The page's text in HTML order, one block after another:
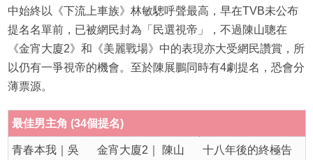
中始終以《下流上車族》林敏驄呼聲最高，早在TVB未公布
提名名單前，已被網民封為「民選視帝」，不過陳山聰在
《金宵大廈2》和《美麗戰場》中的表現亦大受網民讚賞，所
以仍有一爭視帝的機會。至於陳展鵬同時有4劇提名，恐會分
薄票源。
最佳男主角 (34個提名)
青春本我｜吳
金宵大廈2｜ 陳山
十八年後的終極告